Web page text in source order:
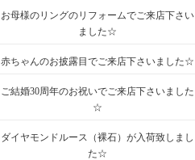
お母様のリングのリフォームでご来店下さい
ました☆
赤ちゃんのお披露目でご来店下さいました☆
ご結婚30周年のお祝いでご来店下さいました
☆
ダイヤモンドルース（裸石）が入荷致しまし
た☆